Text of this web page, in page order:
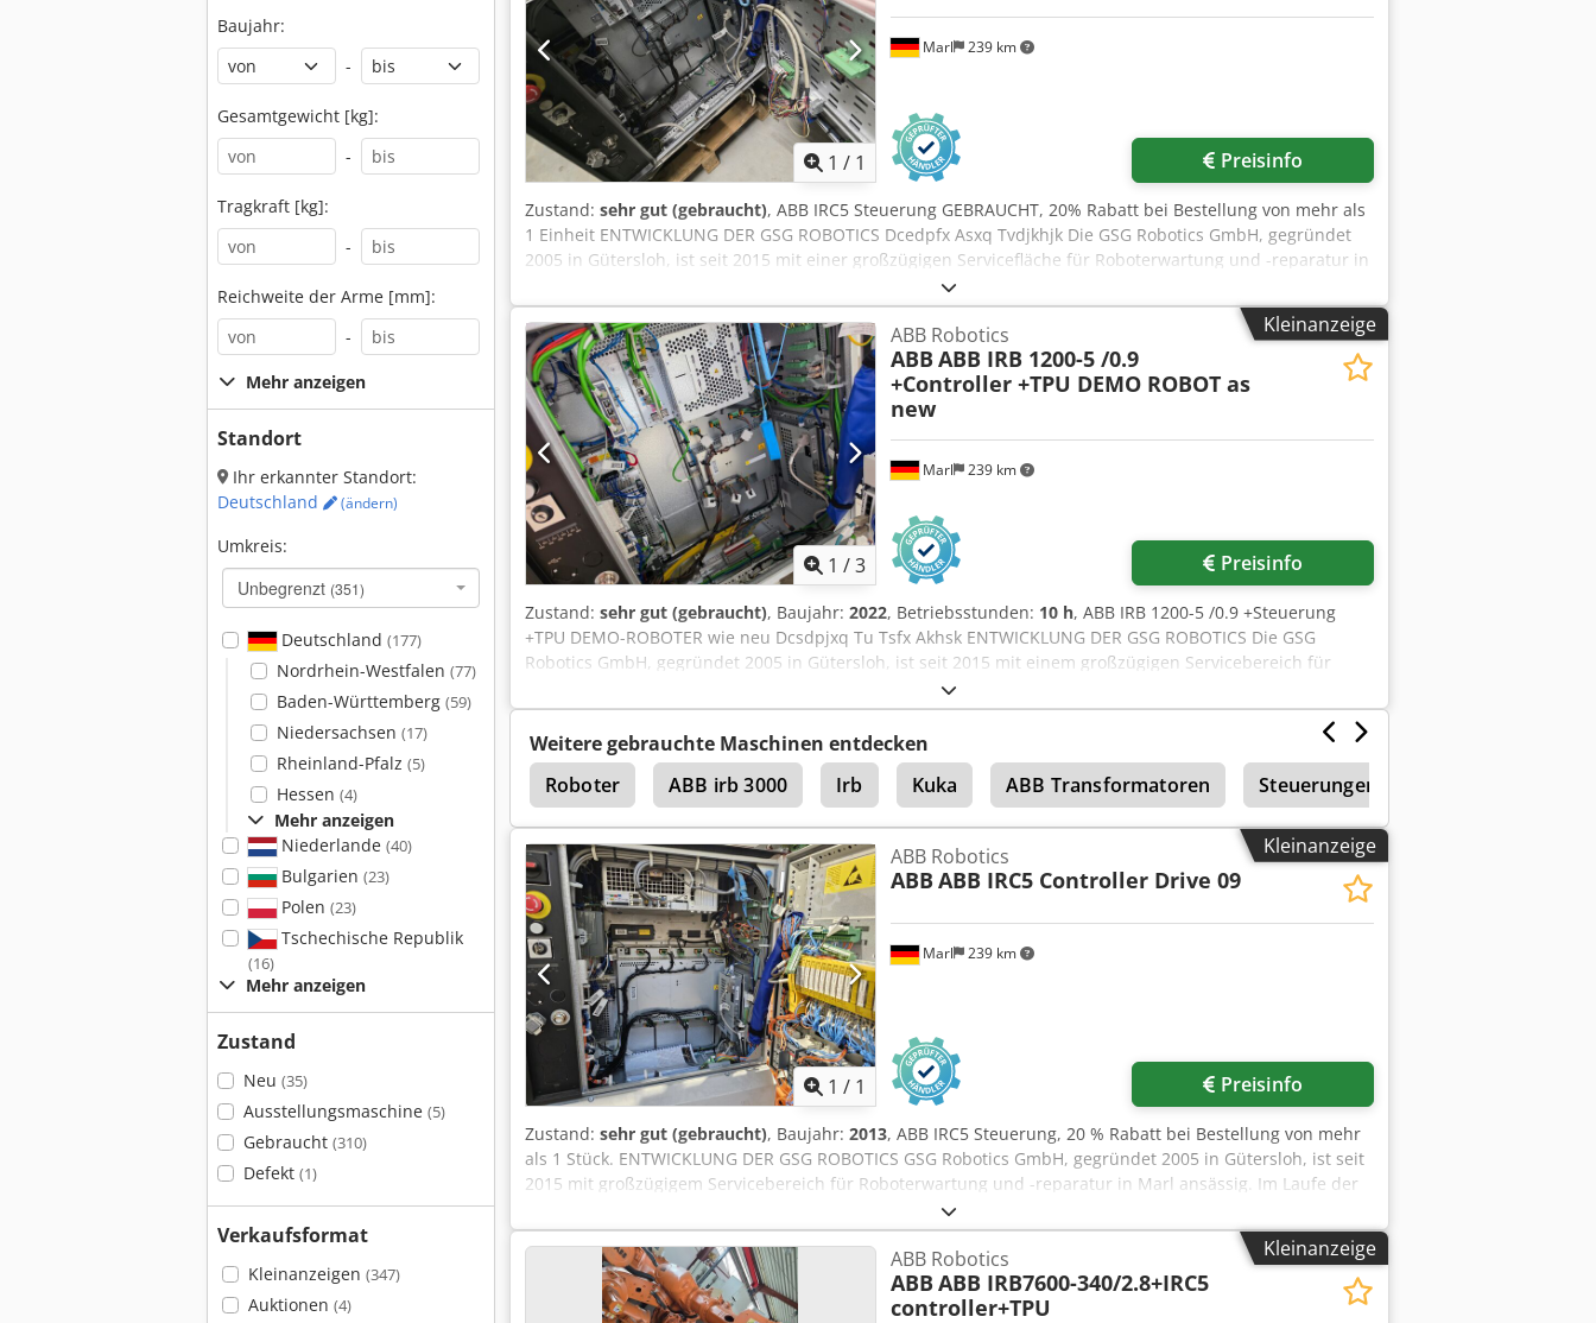
Baujahr:
-
Gesamtgewicht [kg]:
-
Tragkraft [kg]:
-
Reichweite der Arme [mm]:
-
Mehr anzeigen
Standort
Ihr erkannter Standort:
Deutschland
(ändern)
Umkreis:
Unbegrenzt (351)
Deutschland (177)
Nordrhein-Westfalen (77)
Baden-Württemberg (59)
Niedersachsen (17)
Rheinland-Pfalz (5)
Hessen (4)
Mehr anzeigen
Niederlande (40)
Bulgarien (23)
Polen (23)
Tschechische Republik
(16)
Mehr anzeigen
Zustand
Neu (35)
Ausstellungsmaschine (5)
Gebraucht (310)
Defekt (1)
Verkaufsformat
Kleinanzeigen (347)
Auktionen (4)
1 / 1
Marl 239 km
Preisinfo
Zustand: sehr gut (gebraucht), ABB IRC5 Steuerung GEBRAUCHT, 20% Rabatt bei Bestellung von mehr als
1 Einheit ENTWICKLUNG DER GSG ROBOTICS Dcedpfx Asxq Tvdjkhjk Die GSG Robotics GmbH, gegründet
2005 in Gütersloh, ist seit 2015 mit einer großzügigen Servicefläche für Roboterwartung und -reparatur in
Marl ansässig. Im Laufe der Jahre haben wir uns zu einem ganzheitlichen Partner in allen Belangen rund
um Industrieroboter und Automatisierungstechnik entwickelt. Wir sind Full-Service-Anbieter für die
beiden namhaften Roboterhersteller ABB und Fanuc.
Kleinanzeige
1 /3
Marl 239 km
ABB Robotics
ABB ABB IRB 1200-5 /0.9
+Controller +TPU DEMO ROBOT as
new
Preisinfo
Zustand: sehr gut (gebraucht), Baujahr: 2022, Betriebsstunden: 10 h, ABB IRB 1200-5 /0.9 +Steuerung
+TPU DEMO-ROBOTER wie neu Dcsdpjxq Tu Tsfx Akhsk ENTWICKLUNG DER GSG ROBOTICS Die GSG
Robotics GmbH, gegründet 2005 in Gütersloh, ist seit 2015 mit einem großzügigen Servicebereich für
Roboterwartung und -reparatur in Marl ansässig. Im Laufe der Jahre haben wir uns zu einem
ganzheitlichen Partner für alle Belange rund um Industrieroboter und Automatisierungstechnik
entwickelt. Wir sind Komplettdienstleister für die beiden namhaften Roboterhersteller ABB und Fanuc.
Weitere gebrauchte Maschinen entdecken
Roboter
ABB irb 3000 Irb Kuka ABB Transformatoren Steuerungen
Upright Tm 12
Kleinanzeige
1 / 1
Marl 239 km
ABB Robotics
ABB ABB IRC5 Controller Drive 09
Preisinfo
Zustand: sehr gut (gebraucht), Baujahr: 2013, ABB IRC5 Steuerung, 20 % Rabatt bei Bestellung von mehr
als 1 Stück. ENTWICKLUNG DER GSG ROBOTICS GSG Robotics GmbH, gegründet 2005 in Gütersloh, ist seit
2015 mit großzügigem Servicebereich für Roboterwartung und -reparatur in Marl ansässig. Im Laufe der
Jahre haben wir uns zu einem ganzheitlichen Partner in allen Belangen rund um Industrieroboter und
Automatisierungstechnik entwickelt. Wir sind Full-Service-Anbieter für die beiden bekannten
Roboterhersteller ABB und Fanuc. Dcedoxq Tumspfx Akhek
Kleinanzeige
ABB Robotics
ABB ABB IRB7600-340/2.8+IRC5
controller+TPU